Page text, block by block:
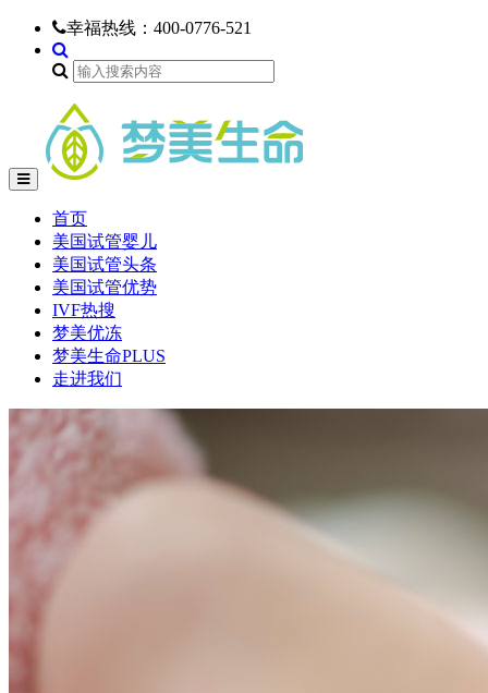
幸福热线： 400-0776-521
首页
美国试管婴儿
美国试管头条
美国试管优势
IVF热搜
梦美优冻
梦美生命PLUS
走进我们